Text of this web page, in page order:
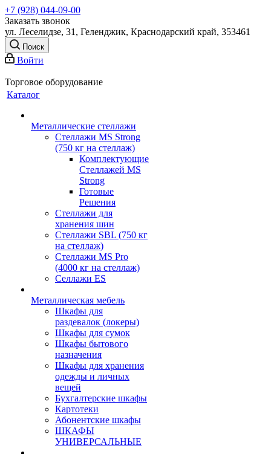
+7 (928) 044-09-00
Заказать звонок
ул. Леселидзе, 31, Геленджик, Краснодарский край, 353461
Поиск
Войти
Торговое оборудование
Каталог
Металлические стеллажи
Стеллажи MS Strong
(750 кг на стеллаж)
Комплектующие
Стеллажей MS
Strong
Готовые
Решения
Стеллажи для
хранения шин
Стеллажи SBL (750 кг
на стеллаж)
Стеллажи MS Pro
(4000 кг на стеллаж)
Селлажи ES
Металлическая мебель
Шкафы для
раздевалок (локеры)
Шкафы для сумок
Шкафы бытового
назначения
Шкафы для хранения
одежды и личных
вещей
Бухгалтерские шкафы
Картотеки
Абонентские шкафы
ШКАФЫ
УНИВЕРСАЛЬНЫЕ